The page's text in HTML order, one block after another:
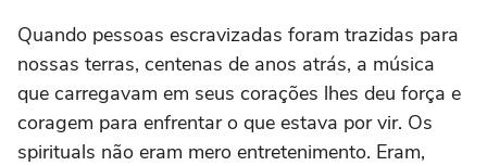
Quando pessoas escravizadas foram trazidas para
nossas terras, centenas de anos atrás, a música
que carregavam em seus corações lhes deu força e
coragem para enfrentar o que estava por vir. Os
spirituals não eram mero entretenimento. Eram,